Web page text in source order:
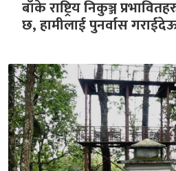
बाँके राष्ट्रिय निकुञ्ज
छ, हामीलाई पुनर्वास